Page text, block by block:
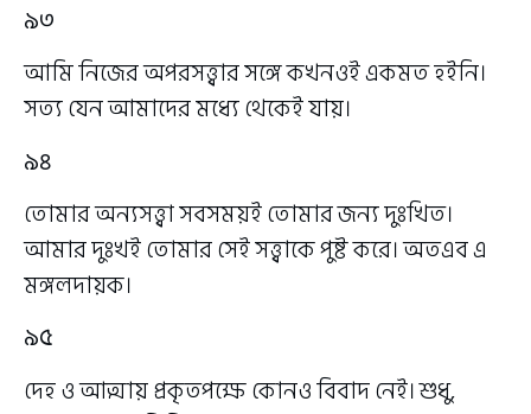
৯৩
আমি নিজের অপরসত্ত্বার সঙ্গে কখনওই একমত হইনি।
সত্য যেন আমাদের মধ্যে থেকেই যায়।
৯৪
তোমার অন্যসত্ত্বা সবসময়ই তোমার জন্য দুঃখিত।
আমার দুঃখই তোমার সেই সত্ত্বাকে পুষ্ট করে। অতএব এ
মঙ্গলদায়ক।
৯৫
দেহ ও আত্মায় প্রকৃতপক্ষে কোনও বিবাদ নেই। শুধু,